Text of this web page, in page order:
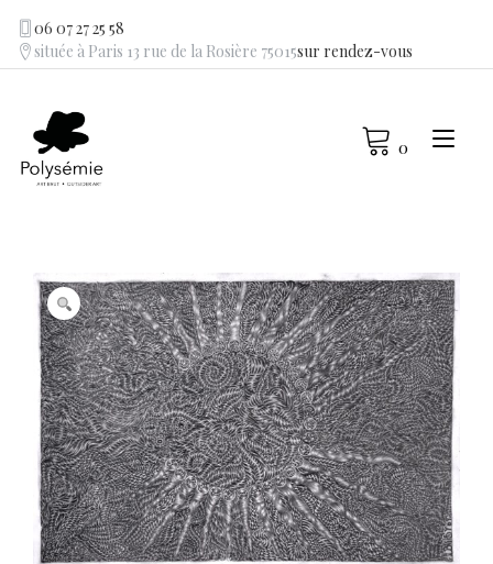
content
06 07 27 25 58
située à Paris 13 rue de la Rosière 75015sur rendez-vous
0